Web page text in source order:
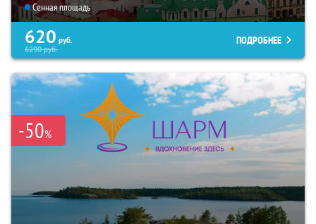
Сенная площадь
620 руб.
6290руб.
ПОДРОБНЕЕ
-50%